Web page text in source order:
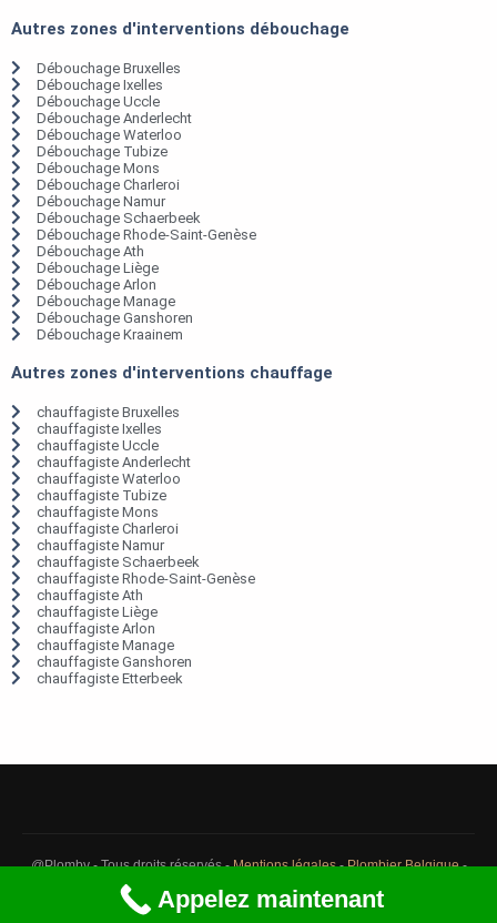
Autres zones d'interventions débouchage
Débouchage Bruxelles
Débouchage Ixelles
Débouchage Uccle
Débouchage Anderlecht
Débouchage Waterloo
Débouchage Tubize
Débouchage Mons
Débouchage Charleroi
Débouchage Namur
Débouchage Schaerbeek
Débouchage Rhode-Saint-Genèse
Débouchage Ath
Débouchage Liège
Débouchage Arlon
Débouchage Manage
Débouchage Ganshoren
Débouchage Kraainem
Autres zones d'interventions chauffage
chauffagiste Bruxelles
chauffagiste Ixelles
chauffagiste Uccle
chauffagiste Anderlecht
chauffagiste Waterloo
chauffagiste Tubize
chauffagiste Mons
chauffagiste Charleroi
chauffagiste Namur
chauffagiste Schaerbeek
chauffagiste Rhode-Saint-Genèse
chauffagiste Ath
chauffagiste Liège
chauffagiste Arlon
chauffagiste Manage
chauffagiste Ganshoren
chauffagiste Etterbeek
@Plomby - Tous droits réservés -Mentions légales-Plombier Belgique-
Débouchage Belgique
Appelez maintenant